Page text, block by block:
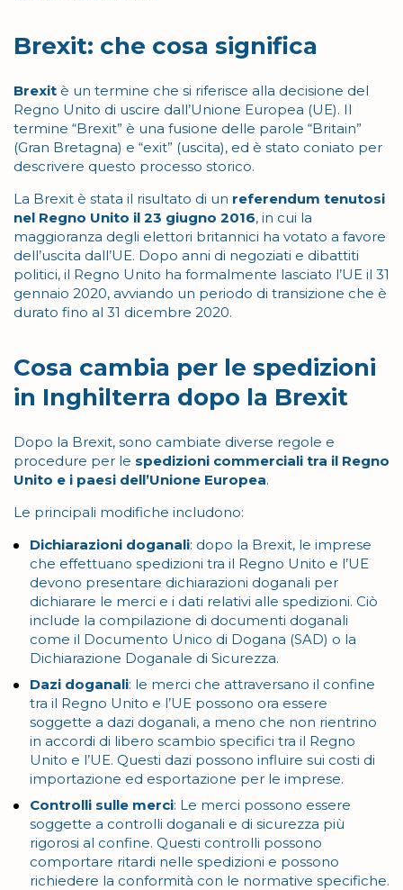
Brexit: che cosa significa
Brexit è un termine che si riferisce alla decisione del
Regno Unito di uscire dall’Unione Europea (UE). Il
termine “Brexit” è una fusione delle parole “Britain”
(Gran Bretagna) e “exit” (uscita), ed è stato coniato per
descrivere questo processo storico.
La Brexit è stata il risultato di un referendum tenutosi
nel Regno Unito il 23 giugno 2016, in cui la
maggioranza degli elettori britannici ha votato a favore
dell’uscita dall’UE. Dopo anni di negoziati e dibattiti
politici, il Regno Unito ha formalmente lasciato l’UE il 31
gennaio 2020, avviando un periodo di transizione che è
durato fino al 31 dicembre 2020.
Cosa cambia per le spedizioni
in Inghilterra dopo la Brexit
Dopo la Brexit, sono cambiate diverse regole e
procedure per le spedizioni commerciali tra il Regno
Unito e i paesi dell’Unione Europea.
Le principali modifiche includono:
Dichiarazioni doganali: dopo la Brexit, le imprese
che effettuano spedizioni tra il Regno Unito e l’UE
devono presentare dichiarazioni doganali per
dichiarare le merci e i dati relativi alle spedizioni. Ciò
include la compilazione di documenti doganali
come il Documento Unico di Dogana (SAD) o la
Dichiarazione Doganale di Sicurezza.
Dazi doganali: le merci che attraversano il confine
tra il Regno Unito e l’UE possono ora essere
soggette a dazi doganali, a meno che non rientrino
in accordi di libero scambio specifici tra il Regno
Unito e l’UE. Questi dazi possono influire sui costi di
importazione ed esportazione per le imprese.
Controlli sulle merci: Le merci possono essere
soggette a controlli doganali e di sicurezza più
rigorosi al confine. Questi controlli possono
comportare ritardi nelle spedizioni e possono
richiedere la conformità con le normative specifiche.